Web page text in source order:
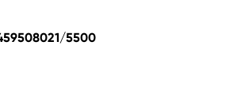
5500